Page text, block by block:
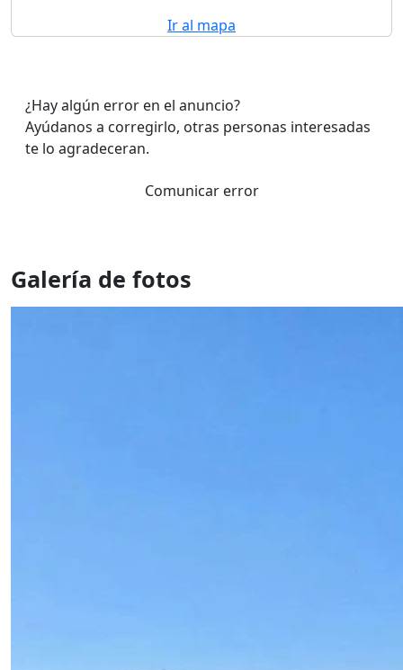
Ir al mapa
¿Hay algún error en el anuncio?
Ayúdanos a corregirlo, otras personas interesadas
te lo agradeceran.
Comunicar error
Galería de fotos